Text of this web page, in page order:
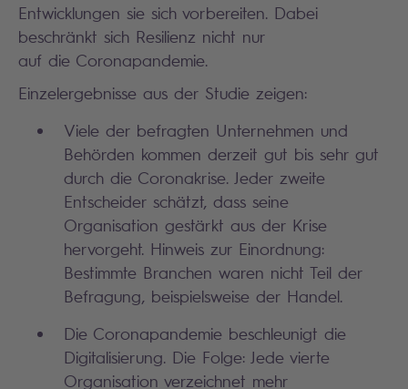
Entwicklungen sie sich vorbereiten. Dabei
beschränkt sich Resilienz nicht nur
auf die Coronapandemie.
Einzelergebnisse aus der Studie zeigen:
Viele der befragten Unternehmen und
Behörden kommen derzeit gut bis sehr gut
durch die Coronakrise. Jeder zweite
Entscheider schätzt, dass seine
Organisation gestärkt aus der Krise
hervorgeht. Hinweis zur Einordnung:
Bestimmte Branchen waren nicht Teil der
Befragung, beispielsweise der Handel.
Die Coronapandemie beschleunigt die
Digitalisierung. Die Folge: Jede vierte
Organisation verzeichnet mehr